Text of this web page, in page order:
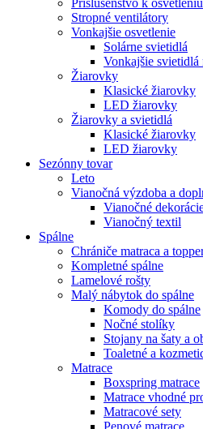
Stropné ventilátory
Vonkajšie osvetlenie
Solárne svietidlá
Vonkajšie svietidlá
Žiarovky
Klasické žiarovky
LED žiarovky
Žiarovky a svietidlá
Klasické žiarovky
LED žiarovky
Sezónny tovar
Leto
Vianočná výzdoba a
Vianočné
Vianočný textil
Spálne
Chrániče matraca a
Kompletné spálne
Lamelové rošty
Malý nábytok do spálne
Komody do spálne
Nočné stolíky
Stojany na šaty a
Toaletné a
Matrace
Boxspring matrace
Matrace vhodné
Matracové sety
Penové matrace